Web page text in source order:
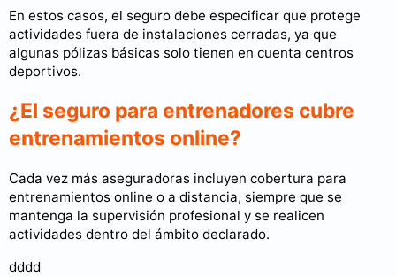
En estos casos, el seguro debe especificar que protege
actividades fuera de instalaciones cerradas, ya que
algunas pólizas básicas solo tienen en cuenta centros
deportivos.
¿El seguro para entrenadores cubre
entrenamientos online?
Cada vez más aseguradoras incluyen cobertura para
entrenamientos online o a distancia, siempre que se
mantenga la supervisión profesional y se realicen
actividades dentro del ámbito declarado.
dddd